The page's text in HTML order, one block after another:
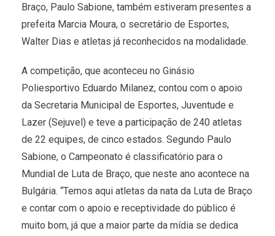
Braço, Paulo Sabione, também estiveram presentes a
prefeita Marcia Moura, o secretário de Esportes,
Walter Dias e atletas já reconhecidos na modalidade.
A competição, que aconteceu no Ginásio
Poliesportivo Eduardo Milanez, contou com o apoio
da Secretaria Municipal de Esportes, Juventude e
Lazer (Sejuvel) e teve a participação de 240 atletas
de 22 equipes, de cinco estados. Segundo Paulo
Sabione, o Campeonato é classificatório para o
Mundial de Luta de Braço, que neste ano acontece na
Bulgária. “Temos aqui atletas da nata da Luta de Braço
e contar com o apoio e receptividade do público é
muito bom, já que a maior parte da mídia se dedica